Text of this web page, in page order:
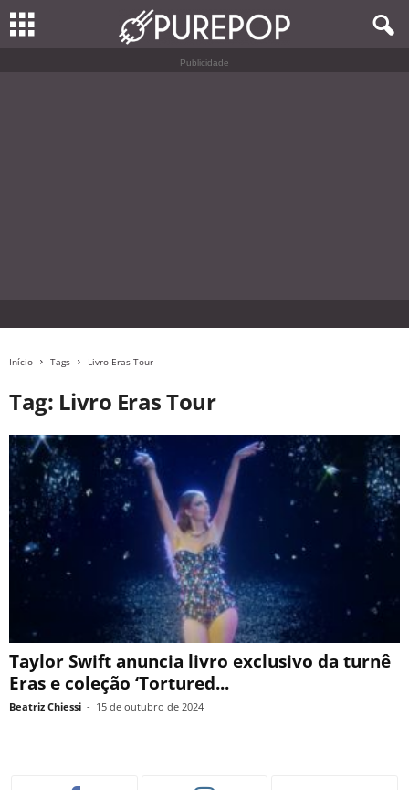
Publicidade
Início Tags Livro Eras Tour
Tag: Livro Eras Tour
Taylor Swift anuncia livro exclusivo da turnê
Eras e coleção ‘Tortured...
Beatriz Chiessi - 15 de outubro de 2024